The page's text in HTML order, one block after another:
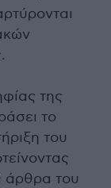
της
το
του
άρθρα του